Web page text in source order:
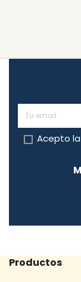
Acepto la
Productos